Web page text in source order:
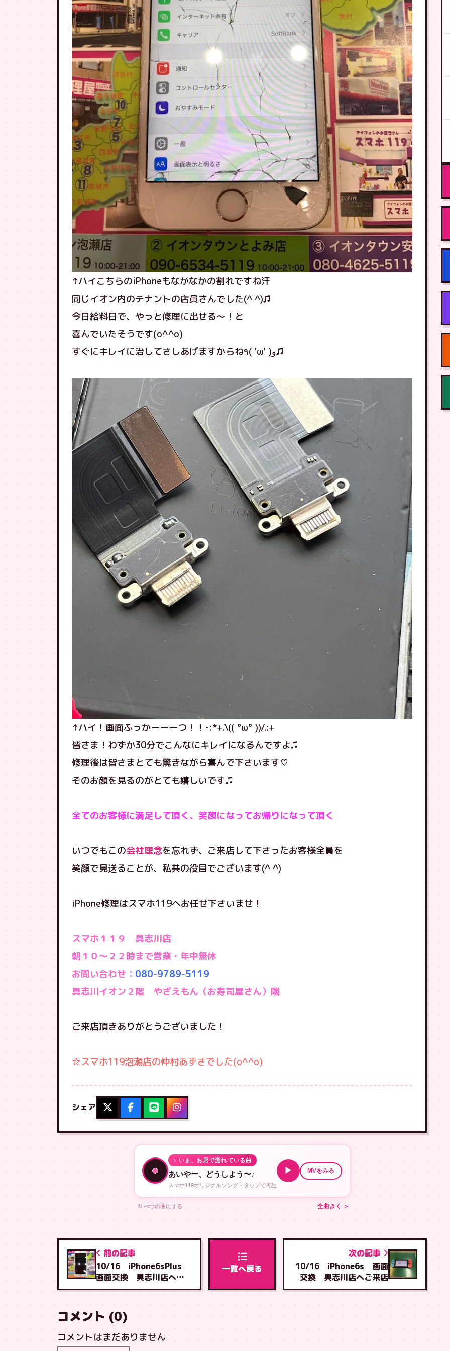
↑ハイこちらのiPhoneもなかなかの割れですね汗
同じイオン内のテナントの店員さんでした(^ ^)♫
今日給料日で、やっと修理に出せる〜！と
喜んでいたそうです(o^^o)
すぐにキレイに治してさしあげますからね٩( 'ω' )و♫
↑ハイ！画面ふっかーーーつ！！･:*+.\(( °ω° ))/.:+
皆さま！わずか30分でこんなにキレイになるんですよ♫
修理後は皆さまとても驚きながら喜んで下さいます♡
そのお顔を見るのがとても嬉しいです♫
全てのお客様に満足して頂く、笑顔になってお帰りになって頂く
いつでもこの会社理念を忘れず、ご来店して下さったお客様全員を
笑顔で見送ることが、私共の役目でございます(^ ^)
iPhone修理はスマホ119へお任せ下さいませ！
スマホ１１９ 具志川店
朝１０〜２２時まで営業・年中無休
お問い合わせ： 080-9789-5119
具志川イオン２階 やざえもん（お寿司屋さん）隣
ご来店頂きありがとうございました！
☆スマホ119泡瀬店の仲村あずさでした(o^^o)
シェア
♪ いま、お店で流れている曲
あいやー、どうしよう〜♪
スマホ119オリジナルソング・タップで再生
▶ MVをみる
↻ べつの曲にする 全曲きく ＞
前の記事
10/16 iPhone6sPlus
画面交換 具志川店へご
来店
一覧へ戻る
次の記事
10/16 iPhone6s 画面
交換 具志川店へご来店
コメント (0)
コメントはまだありません